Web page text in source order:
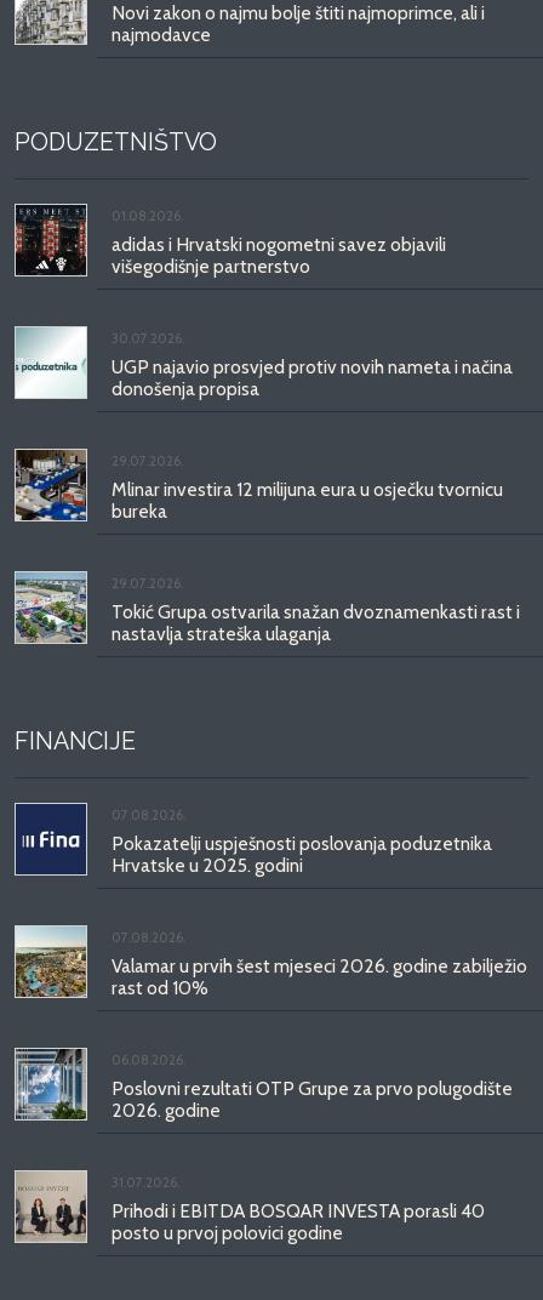
Novi zakon o najmu bolje štiti najmoprimce, ali i
najmodavce
PODUZETNIŠTVO
01.08.2026.
adidas i Hrvatski nogometni savez objavili
višegodišnje partnerstvo
30.07.2026.
UGP najavio prosvjed protiv novih nameta i načina
donošenja propisa
29.07.2026.
Mlinar investira 12 milijuna eura u osječku tvornicu
bureka
29.07.2026.
Tokić Grupa ostvarila snažan dvoznamenkasti rast i
nastavlja strateška ulaganja
FINANCIJE
07.08.2026.
Pokazatelji uspješnosti poslovanja poduzetnika
Hrvatske u 2025. godini
07.08.2026.
Valamar u prvih šest mjeseci 2026. godine zabilježio
rast od 10%
06.08.2026.
Poslovni rezultati OTP Grupe za prvo polugodište
2026. godine
31.07.2026.
Prihodi i EBITDA BOSQAR INVESTA porasli 40
posto u prvoj polovici godine